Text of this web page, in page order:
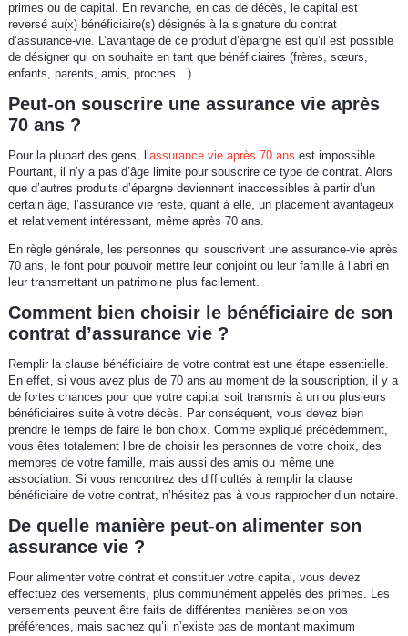
primes ou de capital. En revanche, en cas de décès, le capital est
reversé au(x) bénéficiaire(s) désignés à la signature du contrat
d’assurance-vie. L’avantage de ce produit d’épargne est qu’il est possible
de désigner qui on souhaite en tant que bénéficiaires (frères, sœurs,
enfants, parents, amis, proches…).
Peut-on souscrire une assurance vie après
70 ans ?
Pour la plupart des gens, l’assurance vie après 70 ans est impossible.
Pourtant, il n’y a pas d’âge limite pour souscrire ce type de contrat. Alors
que d’autres produits d’épargne deviennent inaccessibles à partir d’un
certain âge, l’assurance vie reste, quant à elle, un placement avantageux
et relativement intéressant, même après 70 ans.
En règle générale, les personnes qui souscrivent une assurance-vie après
70 ans, le font pour pouvoir mettre leur conjoint ou leur famille à l’abri en
leur transmettant un patrimoine plus facilement.
Comment bien choisir le bénéficiaire de son
contrat d’assurance vie ?
Remplir la clause bénéficiaire de votre contrat est une étape essentielle.
En effet, si vous avez plus de 70 ans au moment de la souscription, il y a
de fortes chances pour que votre capital soit transmis à un ou plusieurs
bénéficiaires suite à votre décès. Par conséquent, vous devez bien
prendre le temps de faire le bon choix. Comme expliqué précédemment,
vous êtes totalement libre de choisir les personnes de votre choix, des
membres de votre famille, mais aussi des amis ou même une
association. Si vous rencontrez des difficultés à remplir la clause
bénéficiaire de votre contrat, n’hésitez pas à vous rapprocher d’un notaire.
De quelle manière peut-on alimenter son
assurance vie ?
Pour alimenter votre contrat et constituer votre capital, vous devez
effectuez des versements, plus communément appelés des primes. Les
versements peuvent être faits de différentes manières selon vos
préférences, mais sachez qu’il n’existe pas de montant maximum